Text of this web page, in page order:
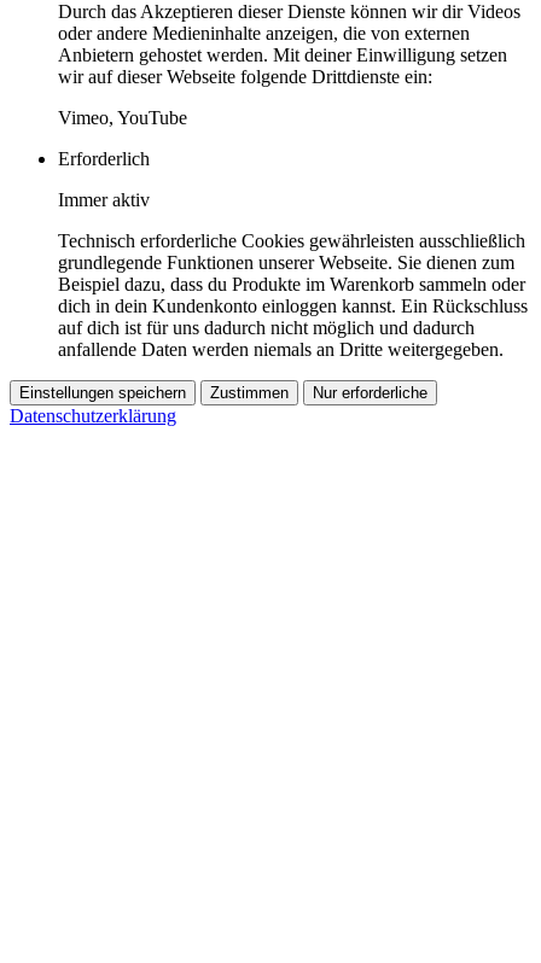
Durch das Akzeptieren dieser Dienste können wir dir Videos
oder andere Medieninhalte anzeigen, die von externen
Anbietern gehostet werden. Mit deiner Einwilligung setzen
wir auf dieser Webseite folgende Drittdienste ein:
Vimeo, YouTube
Erforderlich
Immer aktiv
Technisch erforderliche Cookies gewährleisten ausschließlich
grundlegende Funktionen unserer Webseite. Sie dienen zum
Beispiel dazu, dass du Produkte im Warenkorb sammeln oder
dich in dein Kundenkonto einloggen kannst. Ein Rückschluss
auf dich ist für uns dadurch nicht möglich und dadurch
anfallende Daten werden niemals an Dritte weitergegeben.
Einstellungen speichern Zustimmen Nur erforderliche
Datenschutzerklärung